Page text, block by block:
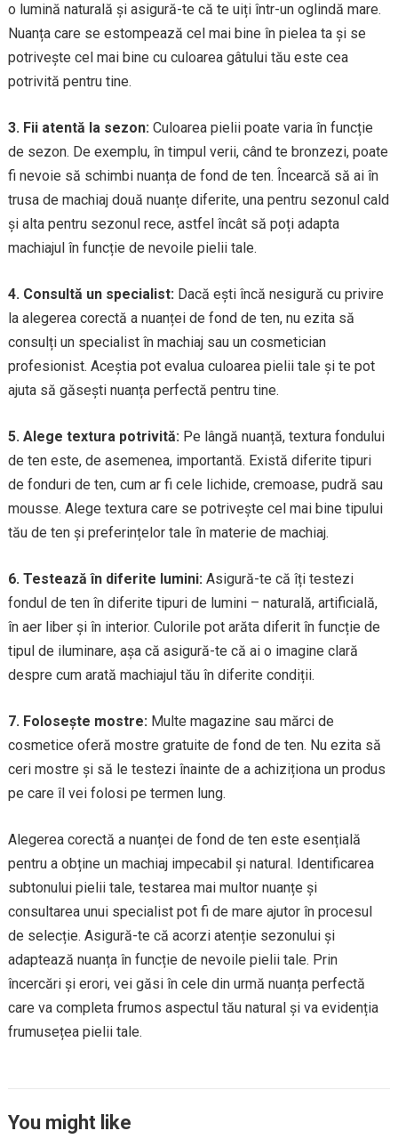
o lumină naturală și asigură-te că te uiți într-un oglindă mare.
Nuanța care se estompează cel mai bine în pielea ta și se
potrivește cel mai bine cu culoarea gâtului tău este cea
potrivită pentru tine.
3. Fii atentă la sezon: Culoarea pielii poate varia în funcție
de sezon. De exemplu, în timpul verii, când te bronzezi, poate
fi nevoie să schimbi nuanța de fond de ten. Încearcă să ai în
trusa de machiaj două nuanțe diferite, una pentru sezonul cald
și alta pentru sezonul rece, astfel încât să poți adapta
machiajul în funcție de nevoile pielii tale.
4. Consultă un specialist: Dacă ești încă nesigură cu privire
la alegerea corectă a nuanței de fond de ten, nu ezita să
consulți un specialist în machiaj sau un cosmetician
profesionist. Aceștia pot evalua culoarea pielii tale și te pot
ajuta să găsești nuanța perfectă pentru tine.
5. Alege textura potrivită: Pe lângă nuanță, textura fondului
de ten este, de asemenea, importantă. Există diferite tipuri
de fonduri de ten, cum ar fi cele lichide, cremoase, pudră sau
mousse. Alege textura care se potrivește cel mai bine tipului
tău de ten și preferințelor tale în materie de machiaj.
6. Testează în diferite lumini: Asigură-te că îți testezi
fondul de ten în diferite tipuri de lumini – naturală, artificială,
în aer liber și în interior. Culorile pot arăta diferit în funcție de
tipul de iluminare, așa că asigură-te că ai o imagine clară
despre cum arată machiajul tău în diferite condiții.
7. Folosește mostre: Multe magazine sau mărci de
cosmetice oferă mostre gratuite de fond de ten. Nu ezita să
ceri mostre și să le testezi înainte de a achiziționa un produs
pe care îl vei folosi pe termen lung.
Alegerea corectă a nuanței de fond de ten este esențială
pentru a obține un machiaj impecabil și natural. Identificarea
subtonului pielii tale, testarea mai multor nuanțe și
consultarea unui specialist pot fi de mare ajutor în procesul
de selecție. Asigură-te că acorzi atenție sezonului și
adaptează nuanța în funcție de nevoile pielii tale. Prin
încercări și erori, vei găsi în cele din urmă nuanța perfectă
care va completa frumos aspectul tău natural și va evidenția
frumusețea pielii tale.
You might like